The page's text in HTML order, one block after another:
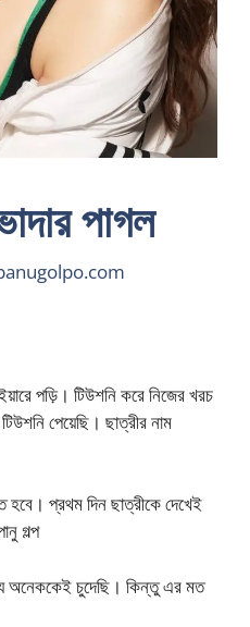
পাগল
পড়ি। টিউশনি করে নিজের খরচ
পেয়েছি। ছাত্রীর নাম
হবে। প্রথম দিন ছাত্রীকে দেখেই
গল্প
অনেককেই চুদেছি। কিন্তু এর মত